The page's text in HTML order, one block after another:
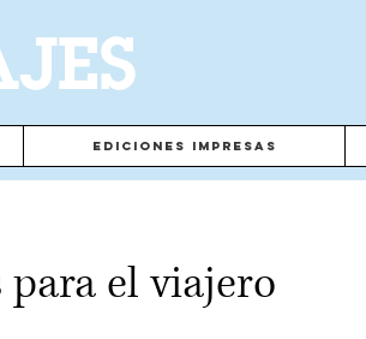
Ediciones Impresas
el viajero